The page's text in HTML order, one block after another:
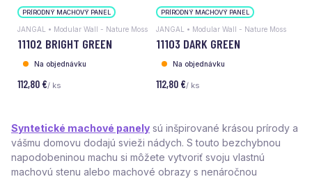
PRÍRODNÝ MACHOVÝ PANEL
JANGAL • Modular Wall - Nature Moss
11102 BRIGHT GREEN
Na objednávku
112,80 €/ ks
PRÍRODNÝ MACHOVÝ PANEL
JANGAL • Modular Wall - Nature Moss
11103 DARK GREEN
Na objednávku
112,80 €/ ks
Syntetické machové panely sú inšpirované krásou prírody a
vášmu domovu dodajú svieži nádych. S touto bezchybnou
napodobeninou machu si môžete vytvoriť svoju vlastnú
machovú stenu alebo machové obrazy s nenáročnou